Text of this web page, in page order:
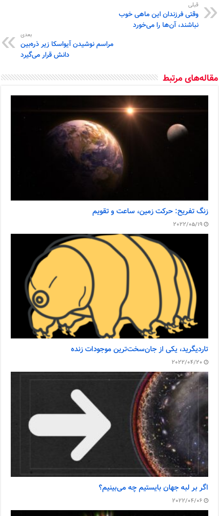
قبلی
وقتی فرزندان این ماهی خوب
نباشند، آن‌ها را می‌خورد
بعدی
مراسم نوشیدن آیواسکا زیر ذره‌بین
دانش قرار می‌گیرد
مقاله‌های مرتبط
زنگ تفریح: حرکت زمین، ساعت و تقویم
2022/05/19
تاردیگرید، یکی از جان‌سخت‌ترین موجودات زنده
2022/04/20
اگر بر لبه جهان بایستیم چه می‌بینیم؟
2022/04/06